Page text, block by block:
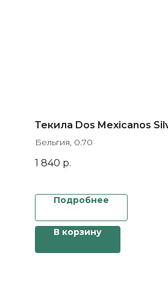
Текила Dos Mexicanos
Бельгия, 0.70
1 840 р.
Подробнее
В корзину